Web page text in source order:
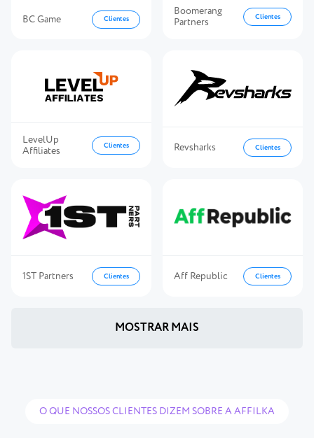
BC Game Clientes
Boomerang
Partners
Clientes
LevelUp
Affiliates
Clientes Revsharks Clientes
1ST Partners Clientes Aff Republic Clientes
MOSTRAR MAIS
O QUE NOSSOS CLIENTES DIZEM SOBRE A AFFILKA